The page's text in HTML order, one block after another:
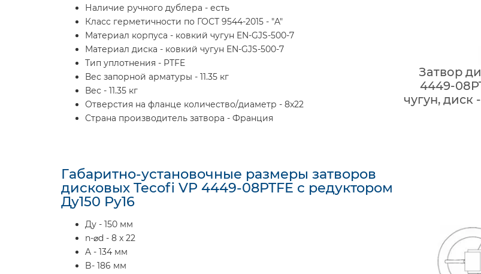
Наличие ручного дублера - есть
Класс герметичности по ГОСТ 9544-2015 - "A"
Материал корпуса - ковкий чугун EN-GJS-500-7
Материал диска - ковкий чугун EN-GJS-500-7
Тип уплотнения - PTFE
Вес запорной арматуры - 11.35 кг
Вес - 11.35 кг
Отверстия на фланце количество/диаметр - 8x22
Страна производитель затвора - Франция
Затвор
4449-
чугун, диск
Габаритно-установочные размеры затворов
дисковых Tecofi VP 4449-08PTFE с редуктором
Ду150 Ру16
Ду - 150 мм
n-⌀d - 8 x 22
A - 134 мм
B- 186 мм